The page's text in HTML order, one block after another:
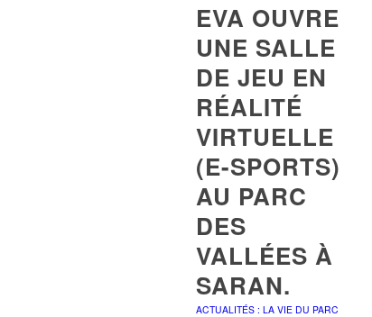
EVA OUVRE
UNE SALLE
DE JEU EN
RÉALITÉ
VIRTUELLE
(E-SPORTS)
AU PARC
DES
VALLÉES À
SARAN.
ACTUALITÉS : LA VIE DU PARC